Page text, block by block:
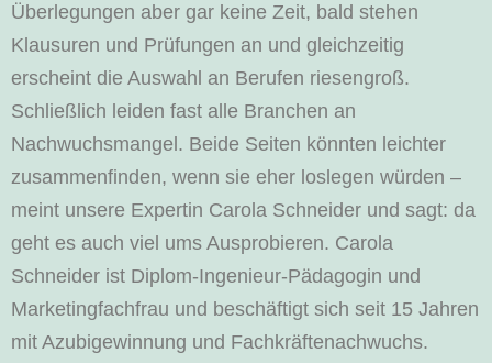
Überlegungen aber gar keine Zeit, bald stehen
Klausuren und Prüfungen an und gleichzeitig
erscheint die Auswahl an Berufen riesengroß.
Schließlich leiden fast alle Branchen an
Nachwuchsmangel. Beide Seiten könnten leichter
zusammenfinden, wenn sie eher loslegen würden –
meint unsere Expertin Carola Schneider und sagt: da
geht es auch viel ums Ausprobieren. Carola
Schneider ist Diplom-Ingenieur-Pädagogin und
Marketingfachfrau und beschäftigt sich seit 15 Jahren
mit Azubigewinnung und Fachkräftenachwuchs.